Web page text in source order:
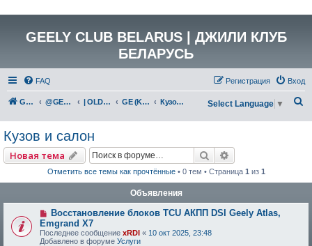
GEELY CLUB BELARUS | ДЖИЛИ КЛУБ
БЕЛАРУСЬ
FAQ Вход
Регистрация
GEELY Club Belarus @GEELYCLUBBY | OLD GEELY GE (KC-2) Кузов и салон Select Language ▼
Кузов и салон
Новая тема Поиск
Отметить все темы как прочтённые• 0 тем • Страница 1 из 1
Объявления
Восстановление блоков TCU АКПП DSI Geely Atlas,
Emgrand X7
Последнее сообщение xRDI « 10 окт 2025, 23:48
Добавлено в форуме Услуги